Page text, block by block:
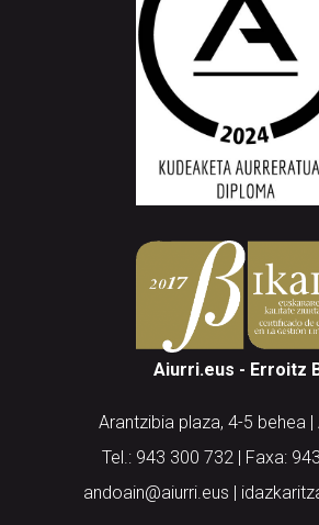
Aiurri.eus - Erroitz
Arantzibia plaza, 4-5 behea |
Tel.: 943 300 732 | Faxa:
andoain@aiurri.eus |